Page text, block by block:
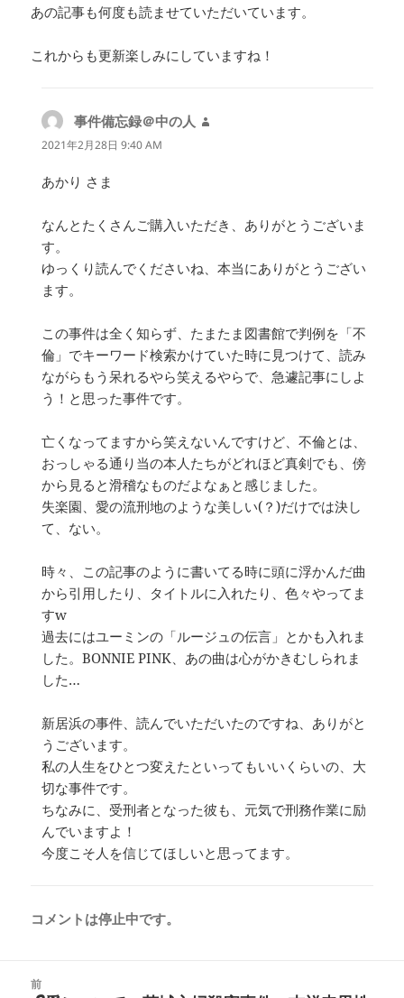
あの記事も何度も読ませていただいています。
これからも更新楽しみにしていますね！
事件備忘録＠中の人
2021年2月28日 9:40 AM
あかり さま
なんとたくさんご購入いただき、ありがとうございま
す。
ゆっくり読んでくださいね、本当にありがとうござい
ます。
この事件は全く知らず、たまたま図書館で判例を「不
倫」でキーワード検索かけていた時に見つけて、読み
ながらもう呆れるやら笑えるやらで、急遽記事にしよ
う！と思った事件です。
亡くなってますから笑えないんですけど、不倫とは、
おっしゃる通り当の本人たちがどれほど真剣でも、傍
から見ると滑稽なものだよなぁと感じました。
失楽園、愛の流刑地のような美しい(？)だけでは決し
て、ない。
時々、この記事のように書いてる時に頭に浮かんだ曲
から引用したり、タイトルに入れたり、色々やってま
すw
過去にはユーミンの「ルージュの伝言」とかも入れま
した。BONNIE PINK、あの曲は心がかきむしられま
した…
新居浜の事件、読んでいただいたのですね、ありがと
うございます。
私の人生をひとつ変えたといってもいいくらいの、大
切な事件です。
ちなみに、受刑者となった彼も、元気で刑務作業に励
んでいますよ！
今度こそ人を信じてほしいと思ってます。
コメントは停止中です。
前